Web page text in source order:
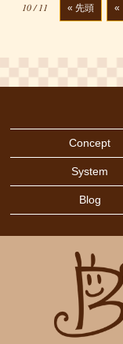
10 / 11 « 先頭 «
Concept
System
Blog